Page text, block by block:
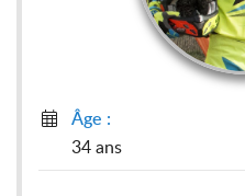

Âge :
34 ans